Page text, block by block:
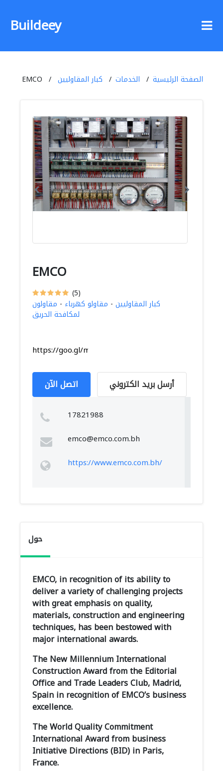
Buildeey
الصفحة الرئيسية الخدمات كبار المقاوليين EMCO
EMCO
(5)
كبار المقاوليين - مقاولو كهرباء - مقاولون
لمكافحة الحريق
https://goo.gl/maps/AByjXkh2WDXaPt9bA
اتصل الآن أرسل بريد الكتروني
17821988
emco@emco.com.bh
https://www.emco.com.bh/
حول
EMCO, in recognition of its ability to
deliver a variety of challenging projects
with great emphasis on quality,
materials, construction and engineering
techniques, has been bestowed with
major international awards.
The New Millennium International
Construction Award from the Editorial
Office and Trade Leaders Club, Madrid,
Spain in recognition of EMCO’s business
excellence.
The World Quality Commitment
International Award from business
Initiative Directions (BID) in Paris,
France.